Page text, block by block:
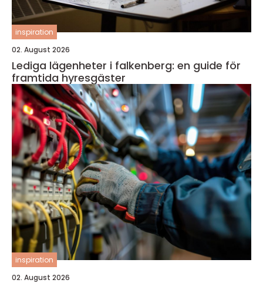
inspiration
02. August 2026
Lediga lägenheter i falkenberg: en guide för
framtida hyresgäster
inspiration
02. August 2026